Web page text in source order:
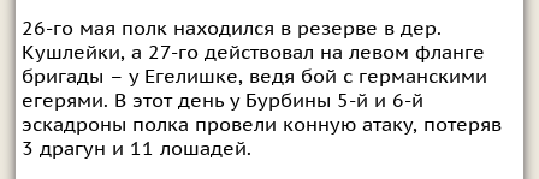
26-го мая полк находился в резерве в дер.
Кушлейки, а 27-го действовал на левом фланге
бригады – у Егелишке, ведя бой с германскими
егерями. В этот день у Бурбины 5-й и 6-й
эскадроны полка провели конную атаку, потеряв
3 драгун и 11 лошадей.